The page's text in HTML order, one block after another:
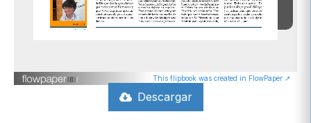
This flipbook was created in FlowPaper ↗
Descargar